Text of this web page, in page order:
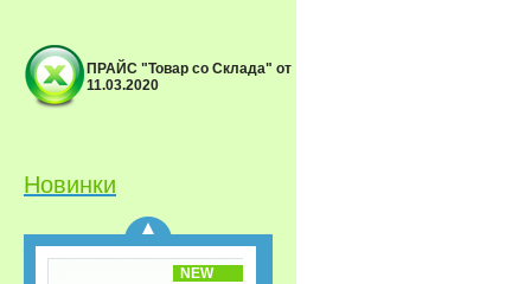
ПРАЙС "Товар со Склада" от
11.03.2020
Новинки
Спутниковый
Сверхвыгодная
рассрочка!»
NEW